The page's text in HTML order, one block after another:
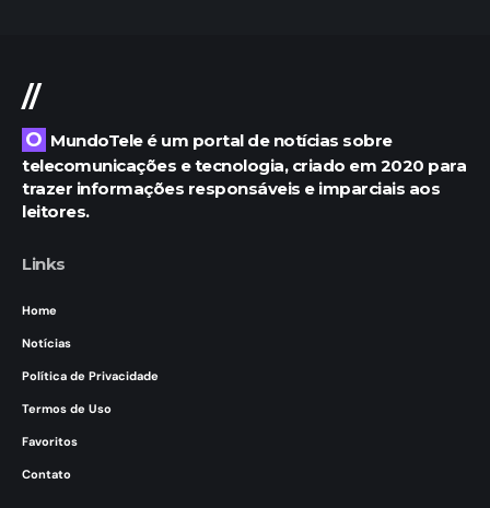
//
O MundoTele é um portal de notícias sobre
telecomunicações e tecnologia, criado em 2020 para
trazer informações responsáveis e imparciais aos
leitores.
Links
Home
Notícias
Política de Privacidade
Termos de Uso
Favoritos
Contato